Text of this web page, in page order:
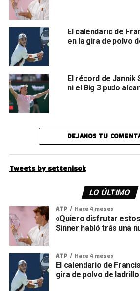
El calendario de
en la gira de polvo
El récord de Jannik
ni el Big 3 pudo
DEJANOS TU
Tweets by settenisok
LO ÚLTIMO
ATP Hace 4 meses
«Quiero disfrutar
Sinner habló trás una
ATP Hace 4 meses
El calendario de
gira de polvo de ladrillo